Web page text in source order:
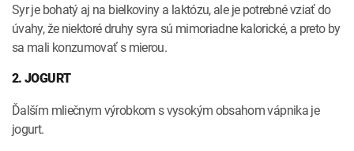
Syr je bohatý aj na bielkoviny a laktózu, ale je potrebné vziať do
úvahy, že niektoré druhy syra sú mimoriadne kalorické, a preto by
sa mali konzumovať s mierou.
2. JOGURT
Ďalším mliečnym výrobkom s vysokým obsahom vápnika je
jogurt.